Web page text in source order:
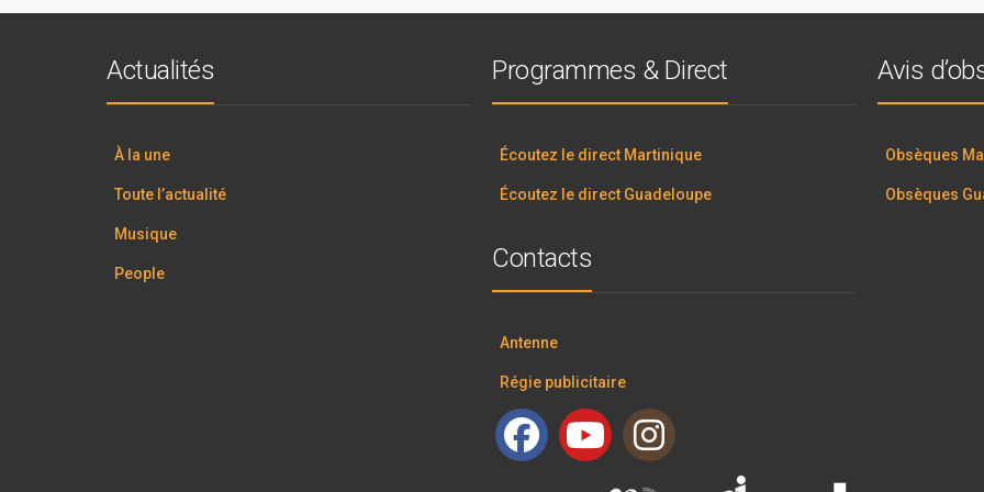
Actualités
À la une
Toute l’actualité
Musique
People
Programmes & Direct
Écoutez le direct Martinique
Écoutez le direct Guadeloupe
Avis
Obsèques
Obsèques
Contacts
Antenne
Régie publicitaire